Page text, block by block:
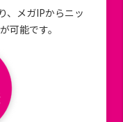
、メガIPからニッ
可能です。